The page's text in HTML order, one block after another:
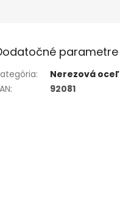
parametre
:
Nerezová oceľ
: 92081